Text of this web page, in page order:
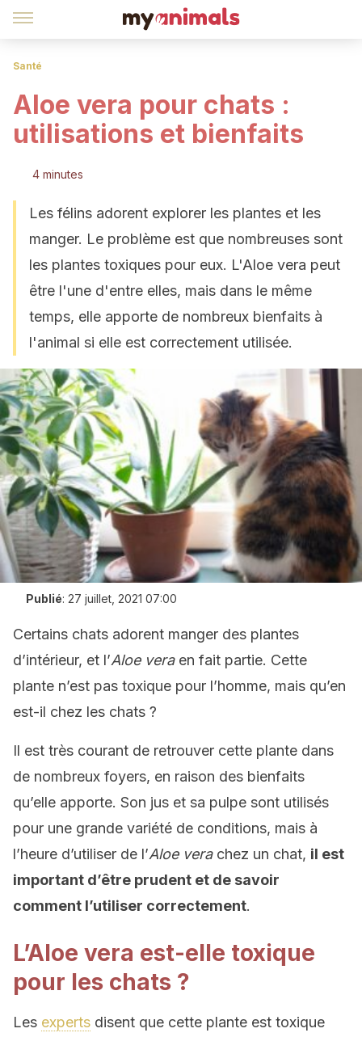
Santé
Aloe vera pour chats :
utilisations et bienfaits
4 minutes
Les félins adorent explorer les plantes et les
manger. Le problème est que nombreuses sont
les plantes toxiques pour eux. L'Aloe vera peut
être l'une d'entre elles, mais dans le même
temps, elle apporte de nombreux bienfaits à
l'animal si elle est correctement utilisée.
Publié: 27 juillet, 2021 07:00
Certains chats adorent manger des plantes
d’intérieur, et l’Aloe veraen fait partie. Cette
plante n’est pas toxique pour l’homme, mais qu’en
est-il chez les chats ?
Il est très courant de retrouver cette plante dans
de nombreux foyers, en raison des bienfaits
qu’elle apporte. Son jus et sa pulpe sont utilisés
pour une grande variété de conditions, mais à
l’heure d’utiliser de l’Aloe verachez un chat, il est
important d’être prudent et de savoir
comment l’utiliser correctement.
L’Aloe vera est-elle toxique
pour les chats ?
Les experts disent que cette plante est toxique